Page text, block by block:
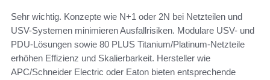
Sehr wichtig. Konzepte wie N+1 oder 2N bei Netzteilen und
USV-Systemen minimieren Ausfallrisiken. Modulare USV- und
PDU-Lösungen sowie 80 PLUS Titanium/Platinum-Netzteile
erhöhen Effizienz und Skalierbarkeit. Hersteller wie
APC/Schneider Electric oder Eaton bieten entsprechende